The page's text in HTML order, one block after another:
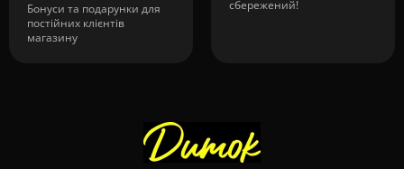
Бонуси та подарунки для
постійних клієнтів
магазину
сбережений!